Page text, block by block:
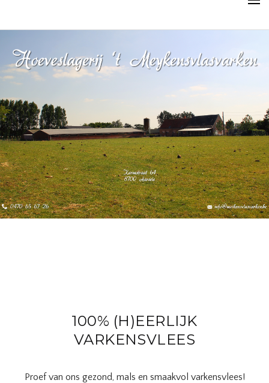
HOME
HET VARKEN
BESTELLEN
WIE ZIJN WE
NIEUWS
RECEPTEN
100% (H)EERLIJK
VARKENSVLEES
Proef van ons gezond, mals en smaakvol varkensvlees!